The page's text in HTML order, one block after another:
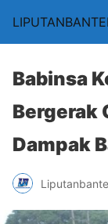
Babinsa
Bergerak
Dampak